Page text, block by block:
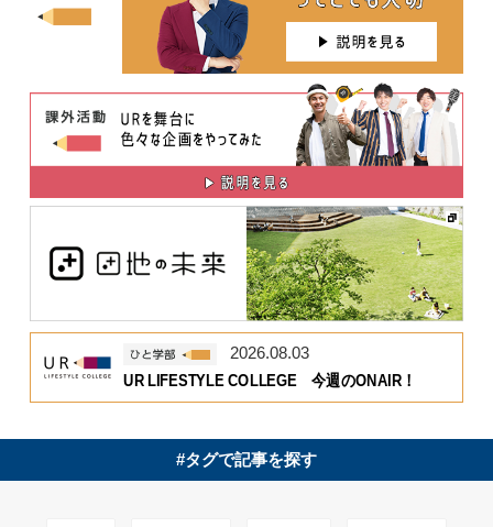
2026.08.03
UR LIFESTYLE COLLEGE 今週のONAIR！
#タグで記事を探す